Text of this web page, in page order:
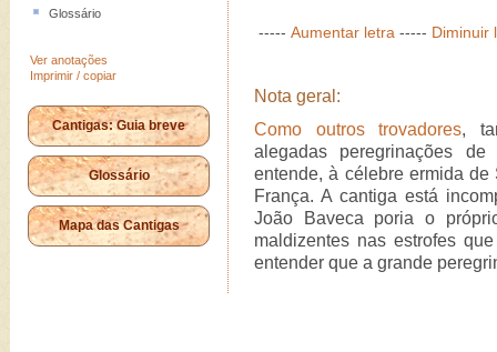
Glossário
Ver anotações
Imprimir / copiar
Cantigas: Guia breve
Glossário
Mapa das Cantigas
----- Aumentar letra ----- Diminuir
Nota geral:
Como outros trovadores,
alegadas peregrinações
entende, à célebre ermida
França. A cantiga está
João Baveca poria o
maldizentes nas estrofes
entender que a grande